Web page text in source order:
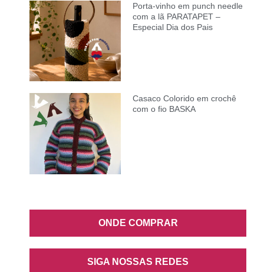
Porta-vinho em punch needle
com a lã PARATAPET –
Especial Dia dos Pais
Casaco Colorido em crochê
com o fio BASKA
ONDE COMPRAR
SIGA NOSSAS REDES